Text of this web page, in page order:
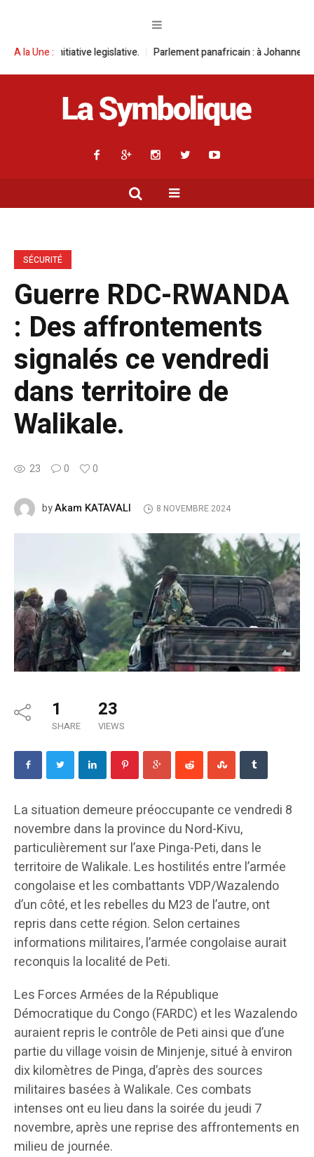
A la Une :legislative. Parlement panafricain : à Johannesburg, Aimé
SÉCURITÉ
Guerre RDC-RWANDA
: Des affrontements
signalés ce vendredi
dans territoire de
Walikale.
23 0 0
byAkam KATAVALI 8 NOVEMBRE 2024
1
SHARE
23
VIEWS
La situation demeure préoccupante ce vendredi 8
novembre dans la province du Nord-Kivu,
particulièrement sur l’axe Pinga-Peti, dans le
territoire de Walikale. Les hostilités entre l’armée
congolaise et les combattants VDP/Wazalendo
d’un côté, et les rebelles du M23 de l’autre, ont
repris dans cette région. Selon certaines
informations militaires, l’armée congolaise aurait
reconquis la localité de Peti.
Les Forces Armées de la République
Démocratique du Congo (FARDC) et les Wazalendo
auraient repris le contrôle de Peti ainsi que d’une
partie du village voisin de Minjenje, situé à environ
dix kilomètres de Pinga, d’après des sources
militaires basées à Walikale. Ces combats
intenses ont eu lieu dans la soirée du jeudi 7
novembre, après une reprise des affrontements en
milieu de journée.